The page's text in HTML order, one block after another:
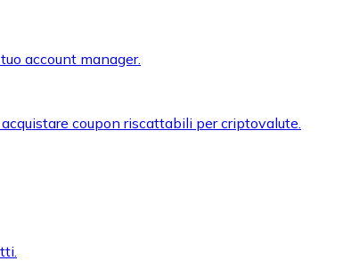
account manager.
coupon riscattabili per criptovalute.